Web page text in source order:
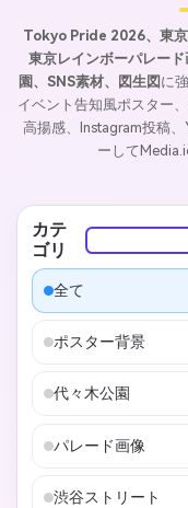
Tokyo Pride 2026、東京
東京レインボーパレー
園、SNS素材、図生図 に
イベント告知風ポスター
高揚感、Instagram投稿
ーして
カテ
ゴリ
全て
ポスター背景
代々木公園
パレード画像
渋谷ストリート